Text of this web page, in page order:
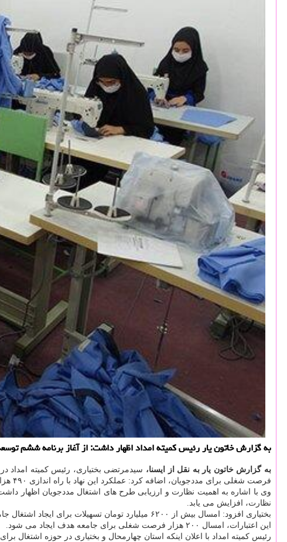
به گزارش خاتون یار رئیس كمیته امداد اظهار داشت: از آغاز برنامه ششم توسعه تابحال ۴۹۰ هزار فرصت شغلی برای خانواده های تحت حمایت
به گزارش خاتون یار به نقل از ایسنا،
فرصت شغلی برای مددجویان، اضافه کرد: عملکرد این نهاد با راه اندازی ۴۹۰ هزار فرصت شغلی از شروع برنامه ششم، تابحال ۴۰ درصد از اهداف پیش بینی شده جلوتر است.
نظارت، افزایش می یابد.
بختیاری افزود: امسال بیش از ۶۲۰۰ میلیارد
این اعتبارات، امسال ۲۰۰ هزار فرصت شغلی برای جامعه هدف ایجاد می شود.
رئیس کمیته امداد با اعلان اینکه استان چهارمحال و بختیاری در حوزه اشتغال برای